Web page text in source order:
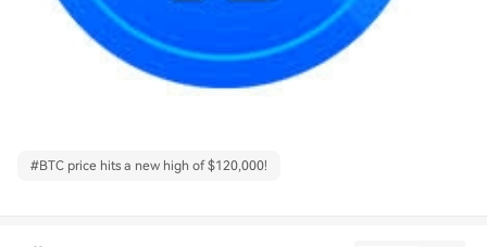
#BTC price hits a new high of $120,000!